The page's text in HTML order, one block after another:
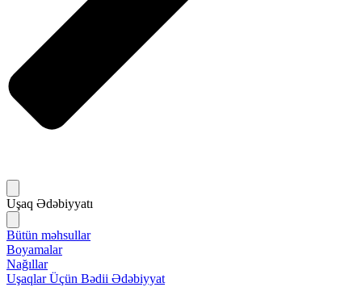
Uşaq Ədəbiyyatı
Bütün məhsullar
Boyamalar
Nağıllar
Uşaqlar Üçün Bədii Ədəbiyyat